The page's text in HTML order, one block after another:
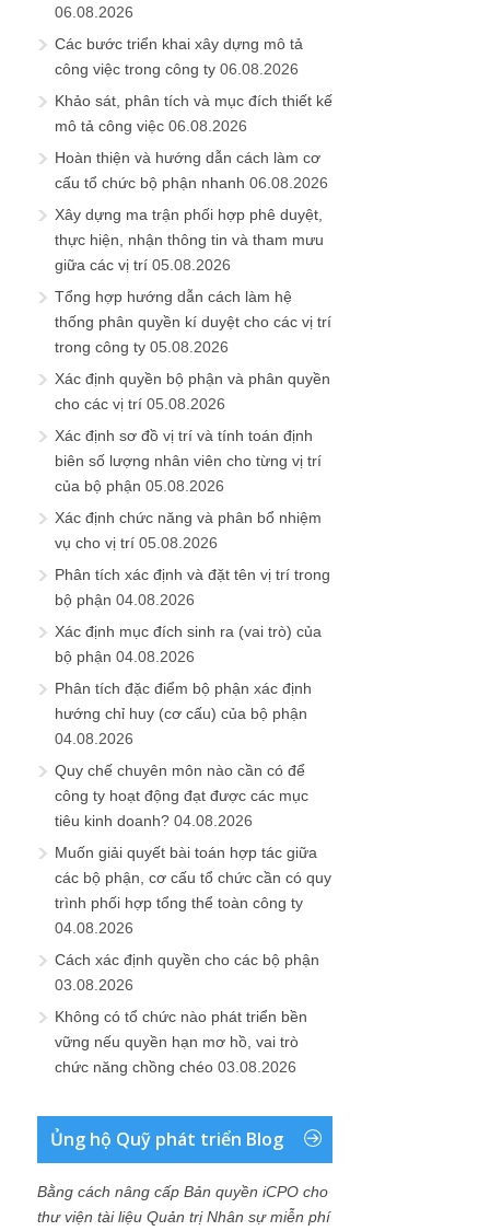
06.08.2026
Các bước triển khai xây dựng mô tả
công việc trong công ty 06.08.2026
Khảo sát, phân tích và mục đích thiết kế
mô tả công việc 06.08.2026
Hoàn thiện và hướng dẫn cách làm cơ
cấu tổ chức bộ phận nhanh 06.08.2026
Xây dựng ma trận phối hợp phê duyệt,
thực hiện, nhận thông tin và tham mưu
giữa các vị trí 05.08.2026
Tổng hợp hướng dẫn cách làm hệ
thống phân quyền kí duyệt cho các vị trí
trong công ty 05.08.2026
Xác định quyền bộ phận và phân quyền
cho các vị trí 05.08.2026
Xác định sơ đồ vị trí và tính toán định
biên số lượng nhân viên cho từng vị trí
của bộ phận 05.08.2026
Xác định chức năng và phân bổ nhiệm
vụ cho vị trí 05.08.2026
Phân tích xác định và đặt tên vị trí trong
bộ phận 04.08.2026
Xác định mục đích sinh ra (vai trò) của
bộ phận 04.08.2026
Phân tích đặc điểm bộ phận xác định
hướng chỉ huy (cơ cấu) của bộ phận
04.08.2026
Quy chế chuyên môn nào cần có để
công ty hoạt động đạt được các mục
tiêu kinh doanh? 04.08.2026
Muốn giải quyết bài toán hợp tác giữa
các bộ phận, cơ cấu tổ chức cần có quy
trình phối hợp tổng thể toàn công ty
04.08.2026
Cách xác định quyền cho các bộ phận
03.08.2026
Không có tổ chức nào phát triển bền
vững nếu quyền hạn mơ hồ, vai trò
chức năng chồng chéo 03.08.2026
Ủng hộ Quỹ phát triển Blog
Bằng cách nâng cấp Bản quyền iCPO cho
thư viện tài liệu Quản trị Nhân sự miễn phí